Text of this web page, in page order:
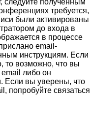
требуется,
были активированы
до входа в
в процессе
email-
инструкциям. Если
то возможно, что вы
либо он
Если вы уверены, что
попробуйте связаться